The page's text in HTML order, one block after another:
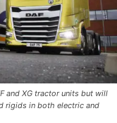
and XG tractor units but will
rigids in both electric and